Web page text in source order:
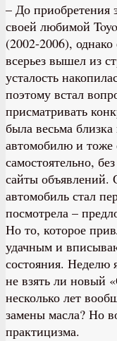
– До приобретения
своей любимой
(2002-2006),
всерьез вышел из
усталость
поэтому встал
присматривать
была весьма
автомобилю и тоже
самостоятельно,
сайты объявлений.
автомобиль стал
посмотрела –
Но то, которое
удачным и
состояния. Неделю
не взять ли новый
несколько лет
замены масла? Но
практицизма.